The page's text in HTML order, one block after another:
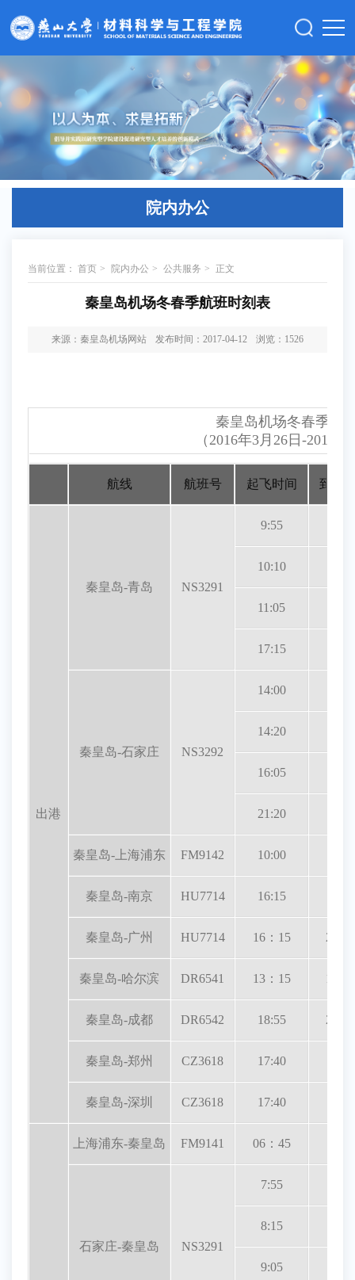
院内办公
当前位置： 首页 > 院内办公 > 公共服务 > 正文
秦皇岛机场冬春季航班时刻表
来源：秦皇岛机场网站 发布时间：2017-04-12 浏览： 1526
秦皇岛机场冬春季航
（2016年3月26日-2017
航线 航班号 起飞时间 到达
出港
秦皇岛-青岛 NS3291
9:55
10:10
11:05
17:15
秦皇岛-石家庄 NS3292
14:00
14:20
16:05
21:20
秦皇岛-上海浦东 FM9142 10:00
秦皇岛-南京 HU7714 16:15
秦皇岛-广州 HU7714 16：15 21：
秦皇岛-哈尔滨 DR6541 13：15 15：
秦皇岛-成都 DR6542 18:55 21：
秦皇岛-郑州 CZ3618 17:40
秦皇岛-深圳 CZ3618 17:40
上海浦东-秦皇岛 FM9141 06：45
石家庄-秦皇岛 NS3291
7:55
8:15
9:05